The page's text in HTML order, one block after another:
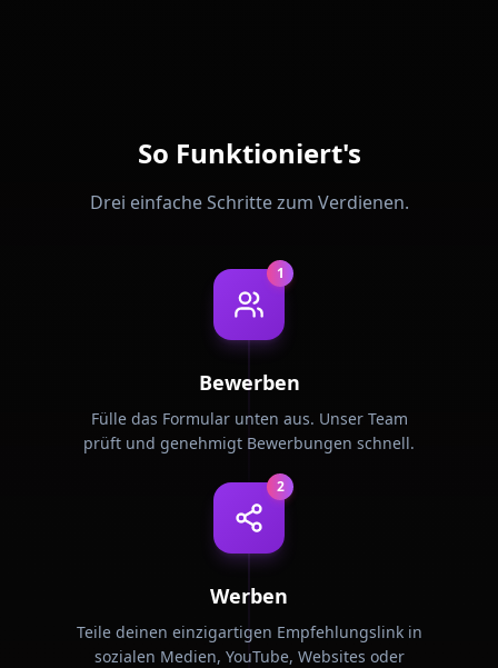
So Funktioniert's
Drei einfache Schritte zum Verdienen.
1
Bewerben
Fülle das Formular unten aus. Unser Team
prüft und genehmigt Bewerbungen schnell.
2
Werben
Teile deinen einzigartigen Empfehlungslink in
sozialen Medien, YouTube, Websites oder